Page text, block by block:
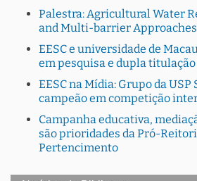
Palestra: Agricultural Water
and Multi-barrier Approaches
EESC e universidade de
em pesquisa e dupla titulação
EESC na Mídia: Grupo da USP
campeão em competição
Campanha educativa,
são prioridades da Pró-
Pertencimento